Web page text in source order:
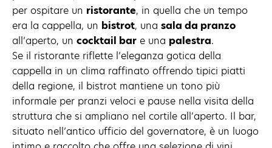
per ospitare un ristorante, in quella che un tempo
era la cappella, un bistrot, una sala da pranzo
all’aperto, un cocktail bar e una palestra.
Se il ristorante riflette l’eleganza gotica della
cappella in un clima raffinato offrendo tipici piatti
della regione, il bistrot mantiene un tono più
informale per pranzi veloci e pause nella visita della
struttura che si ampliano nel cortile all’aperto. Il bar,
situato nell’antico ufficio del governatore, è un luogo